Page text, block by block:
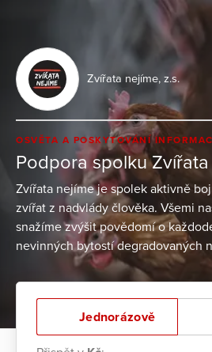
Zvířata nejíme, z.s.
OSVĚTA A POSKYTOVÁNÍ
Podpora spolku
Zvířata nejíme je spolek aktivně
zvířat z nadvlády člověka. Všemi
snažíme zvýšit povědomí o
nevinných bytostí degradovaných
Jednorázově